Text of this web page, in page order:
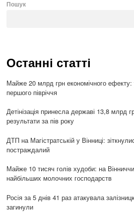
Пошук
Останні статті
Майже 20 млрд грн економічного
першого півріччя
Детінізація принесла державі 13,8 млрд
результати за пів року
ДТП на Магістратській у Вінниці:
постраждалий
Майже 10 тисяч голів худоби: на
найбільших молочних господарств
Росія за 5 днів 41 раз атакувала
загинули